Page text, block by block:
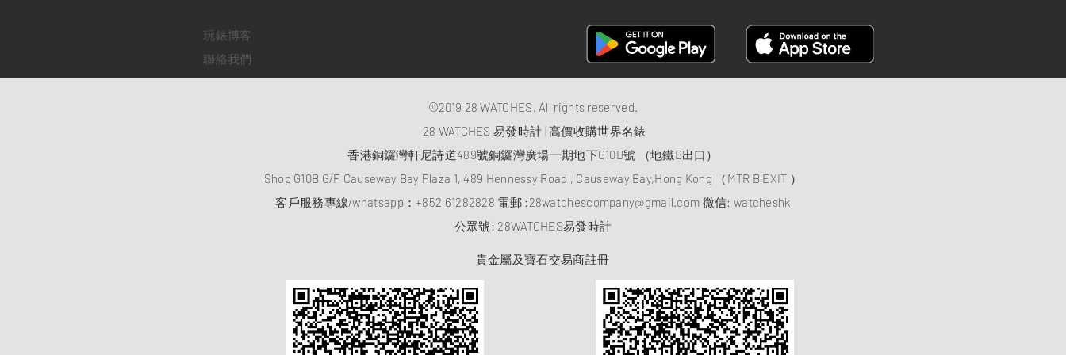
玩錶博客
聯絡我們
©2019 28 WATCHES. All rights reserved.
28 WATCHES 易發時計 | 高價收購世界名錶
香港銅鑼灣軒尼詩道489號銅鑼灣廣場一期地下G10B號 （地鐵B出口）
Shop G10B G/F Causeway Bay Plaza 1, 489 Hennessy Road , Causeway Bay,Hong Kong （MTR B EXIT ）
客戶服務專線/whatsapp：+852 61282828 電郵 : 28watchescompany@gmail.com 微信: watcheshk
​公眾號: 28WATCHES易發時計
貴金屬及寶石交易商註冊